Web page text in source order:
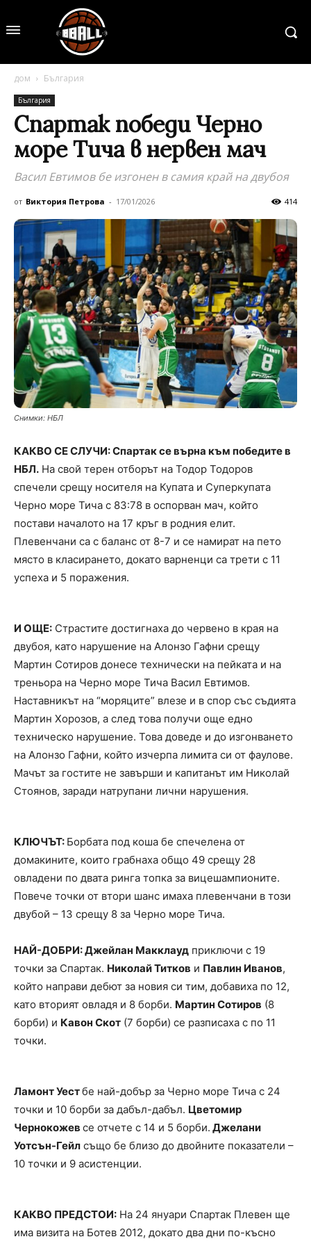
дом България
България
Спартак победи Черно
море Тича в нервен мач
Васил Евтимов бе изгонен в самия край на двубоя
от Виктория Петрова - 17/01/2026 414
Снимки: НБЛ
КАКВО СЕ СЛУЧИ: Спартак се върна към победите в
НБЛ. На свой терен отборът на Тодор Тодоров
спечели срещу носителя на Купата и Суперкупата
Черно море Тича с 83:78 в оспорван мач, който
постави началото на 17 кръг в родния елит.
Плевенчани са с баланс от 8-7 и се намират на пето
място в класирането, докато варненци са трети с 11
успеха и 5 поражения.
И ОЩЕ: Страстите достигнаха до червено в края на
двубоя, като нарушение на Алонзо Гафни срещу
Мартин Сотиров донесе технически на пейката и на
треньора на Черно море Тича Васил Евтимов.
Наставникът на “моряците” влезе и в спор със съдията
Мартин Хорозов, а след това получи още едно
техническо нарушение. Това доведе и до изгонването
на Алонзо Гафни, който изчерпа лимита си от фаулове.
Мачът за гостите не завърши и капитанът им Николай
Стоянов, заради натрупани лични нарушения.
КЛЮЧЪТ: Борбата под коша бе спечелена от
домакините, които грабнаха общо 49 срещу 28
овладени по двата ринга топка за вицешампионите.
Повече точки от втори шанс имаха плевенчани в този
двубой – 13 срещу 8 за Черно море Тича.
НАЙ-ДОБРИ: Джейлан Макклауд приключи с 19
точки за Спартак. Николай Титков и Павлин Иванов,
който направи дебют за новия си тим, добавиха по 12,
като вторият овладя и 8 борби. Мартин Сотиров (8
борби) и Кавон Скот (7 борби) се разписаха с по 11
точки.
Ламонт Уестбе най-добър за Черно море Тича с 24
точки и 10 борби за дабъл-дабъл. Цветомир
Чернокожев се отчете с 14 и 5 борби. Джелани
Уотсън-Гейл също бе близо до двойните показатели –
10 точки и 9 асистенции.
КАКВО ПРЕДСТОИ: На 24 януари Спартак Плевен ще
има визита на Ботев 2012, докато два дни по-късно